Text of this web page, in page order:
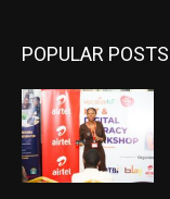
POPULAR POSTS